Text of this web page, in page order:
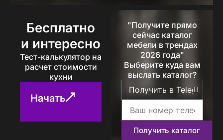
Бесплатно
и интересно
Тест-калькулятор на
расчет стоимости
кухни
Начать
"Получите прямо
сейчас каталог
мебели в трендах
2026 года"
Выберите куда вам
выслать каталог?
Получить каталог